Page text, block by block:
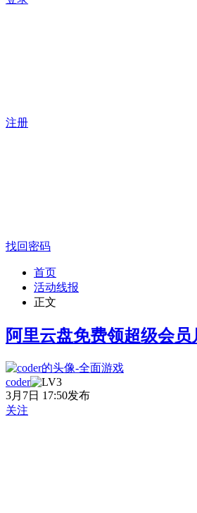
注册
找回密码
首页
活动线报
正文
阿里云盘免费领超级会员
coder
3月7日 17:50发布
关注